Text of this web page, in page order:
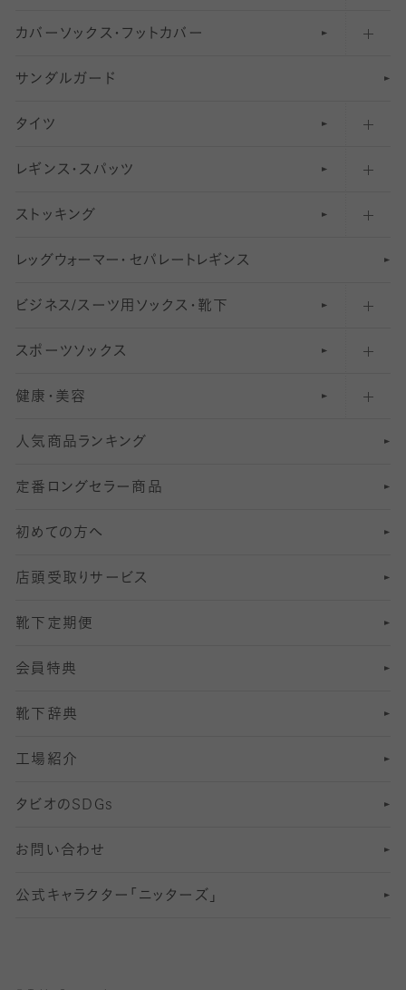
五本指ソックス・靴下
足袋ソックス・靴下
無地・プレーンソックス・靴下
柄ソックス・靴下
スニーカー（くるぶし）用ソックス
アンクル・ショートソックス（くるぶし上）
クルーソックス（ふくらはぎ下）
ハイソックス
オーバーニー・ニーハイソックス
カバーソックス・フットカバー
フットカバー・カバーソックス（深め）
フットカバー・カバーソックス（ふつう）
フットカバー・カバーソックス（浅め）
サンダルガード
タイツ
30デニール以下のタイツ（薄手タイツ）
31〜40デニールタイツ
41〜60デニールタイツ
61〜80デニールタイツ
81 〜110デニールタイツ
111〜210デニールタイツ
211デニールタイツ以上（防寒・厚手タイツ）
レギンス・スパッツ
柄レギンス
無地レギンス
レギンスパンツ（レギパン）
マタニティレギンス
5 分丈
6 分丈レギンス
7 分丈 レギンス
8分丈 レギンス
10分丈 レギンス
12分丈レギンス
13分丈レギンス
ストッキング
伝線しにくいストッキング
ショートストッキング
結婚式用ストッキング
美脚ストッキング
オールスルーストッキング
レッ グ ウォー マー ・ セパレー ト レ ギンス
ビジネス/スーツ用 ソックス・靴下
匠シリーズ
フレッシャーズ向けソックス・靴下
冠婚葬祭向けソックス・靴下
スーツカジュアルソックス・靴下
ロングホーズ
スポーツソックス
ランニングソックス・靴下
ゴルフソックス・靴下
サッカー・フットサル用ソックス
ヨガソックス・靴下
スポーツ用レッグウォーマー
SS サイズ（21～23cm）
Sサイズ（22～25cm）
Mサイズ（25～27cm）
Lサイズ（27～29cm）
健康・美容
インナーソックス
加圧・着圧ソックス
冷えとり靴下
着圧・加圧タイツ
むくみ対策
足の疲れ対策
足の臭い対策
冷え対策
靴ずれ対策
快適な睡眠対策
人気商品ランキング
定番ロングセラー商品
初めての方へ
店頭受取りサービス
靴下定期便
会員特典
靴下辞典
工場紹介
タビオのSDGs
お問い合わせ
公式キャラクター「ニッターズ」